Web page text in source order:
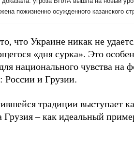
что Украине никак не
«дня сурка». Это
национального чувства на
России и Грузии.
традиции выступает
Грузия – как идеальный